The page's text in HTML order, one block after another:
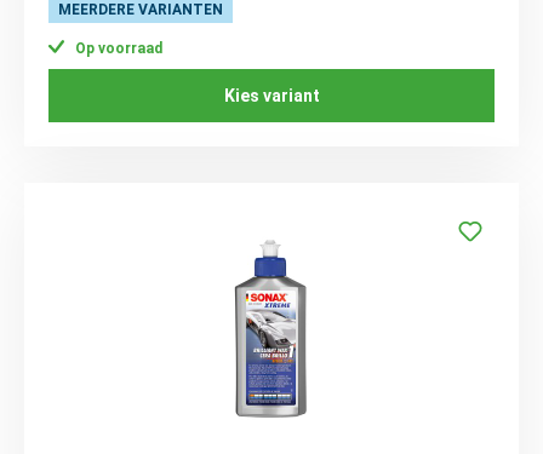
MEERDERE VARIANTEN
Op voorraad
Kies variant